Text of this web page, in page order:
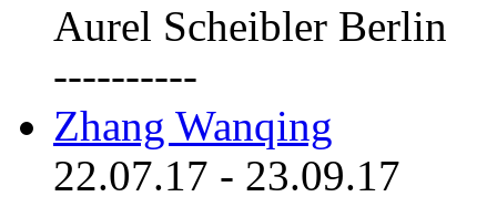
Aurel Scheibler Berlin
----------
Zhang Wanqing
22.07.17 - 23.09.17